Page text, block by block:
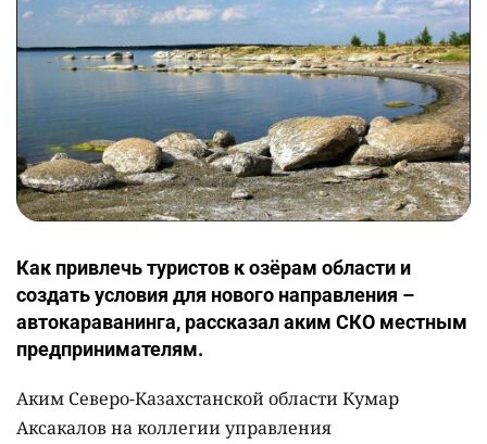
Как привлечь туристов к озёрам области и
создать условия для нового направления –
автокараванинга, рассказал аким СКО местным
предпринимателям.
Аким Северо-Казахстанской области Кумар
Аксакалов на коллегии управления